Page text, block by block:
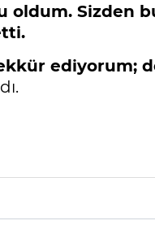
oldum. Sizden
ediyorum;